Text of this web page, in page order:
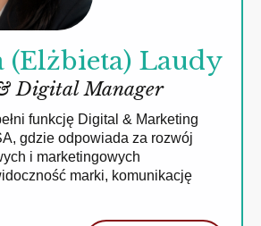
Laudy
Digital Manager
funkcję Digital & Marketing
gdzie odpowiada za rozwój
i marketingowych
marki, komunikację